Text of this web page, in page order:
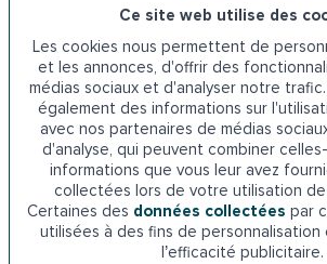
Ce site web utilise des
Les cookies nous permettent de
et les annonces, d'offrir des
médias sociaux et d'analyser notre
également des informations sur
avec nos partenaires de médias
d'analyse, qui peuvent combiner
informations que vous leur avez
collectées lors de votre utilisation de
Certaines des données collectées par
utilisées à des fins de
l’efficacité publicitaire.
pour faire face à tous les
une pièce d’eau : une plomberie qui fuit,
remplacer, un cadrage mal fait, etc.
De plus, lesspécialistes de la douche
un aspect professionnel contrairement
artisanou d’un bricoleur
quelques petites erreurs visibles :
carrelages mal taillés…